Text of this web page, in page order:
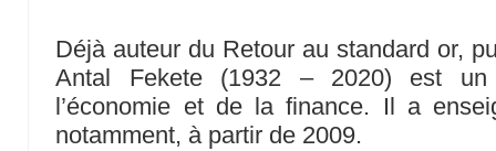
Déjà auteur du Retour au standard or,
Antal Fekete (1932 – 2020) est un
l’économie et de la finance. Il a
notamment, à partir de 2009.